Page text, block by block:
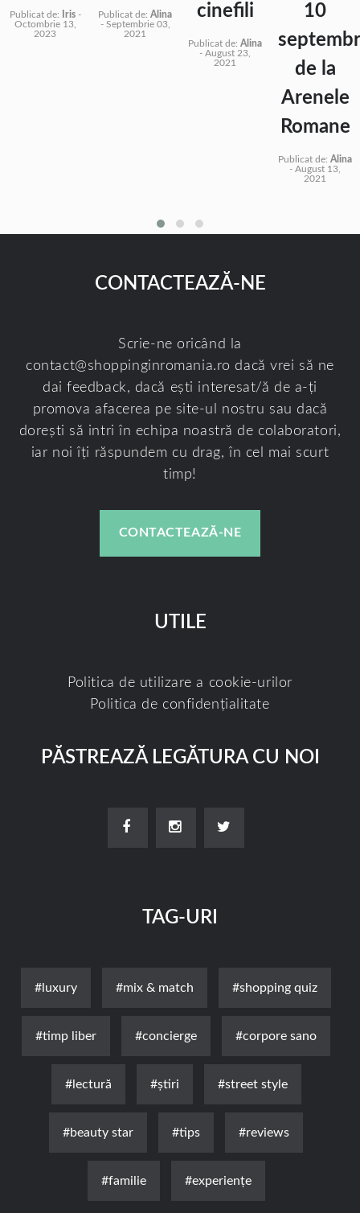
Publicat de: Iris-
Octombrie 13,
2023
Publicat de: Alina
- Septembrie 03,
2021
cinefili
Publicat de: Alina
- August 23,
2021
10
de la
Arenele
Romane
Publicat de: Alina
- August 13,
2021
CONTACTEAZĂ-NE
Scrie-ne oricând la
contact@shoppinginromania.ro dacă vrei să ne
dai feedback, dacă ești interesat/ă de a-ți
promova afacerea pe site-ul nostru sau dacă
dorești să intri în echipa noastră de colaboratori,
iar noi îți răspundem cu drag, în cel mai scurt
timp!
CONTACTEAZĂ-NE
UTILE
Politica de utilizare a cookie-urilor
Politica de confidențialitate
PĂSTREAZĂ LEGĂTURA CU NOI
TAG-URI
#luxury #mix & match #shopping quiz
#timp liber #concierge #corpore sano
#lectură #știri #street style
#beauty star #tips #reviews
#familie #experienţe